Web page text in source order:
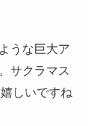
うな巨大ア
サクラマス
しいですね